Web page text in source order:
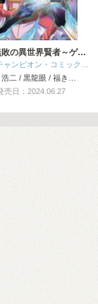
敗の異世界賢者～ゲ…
ャンピオン・コミック…
二 / 黒龍眼 / 福き…
売日：2024.06.27